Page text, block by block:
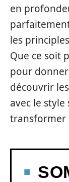
en
les
Que ce soit
pour
découvrir
avec le
transformer